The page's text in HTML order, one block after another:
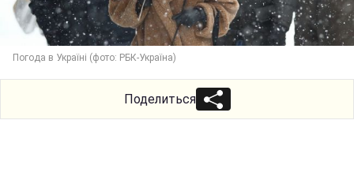
Погода в Україні (фото: РБК-Україна)
Поделиться